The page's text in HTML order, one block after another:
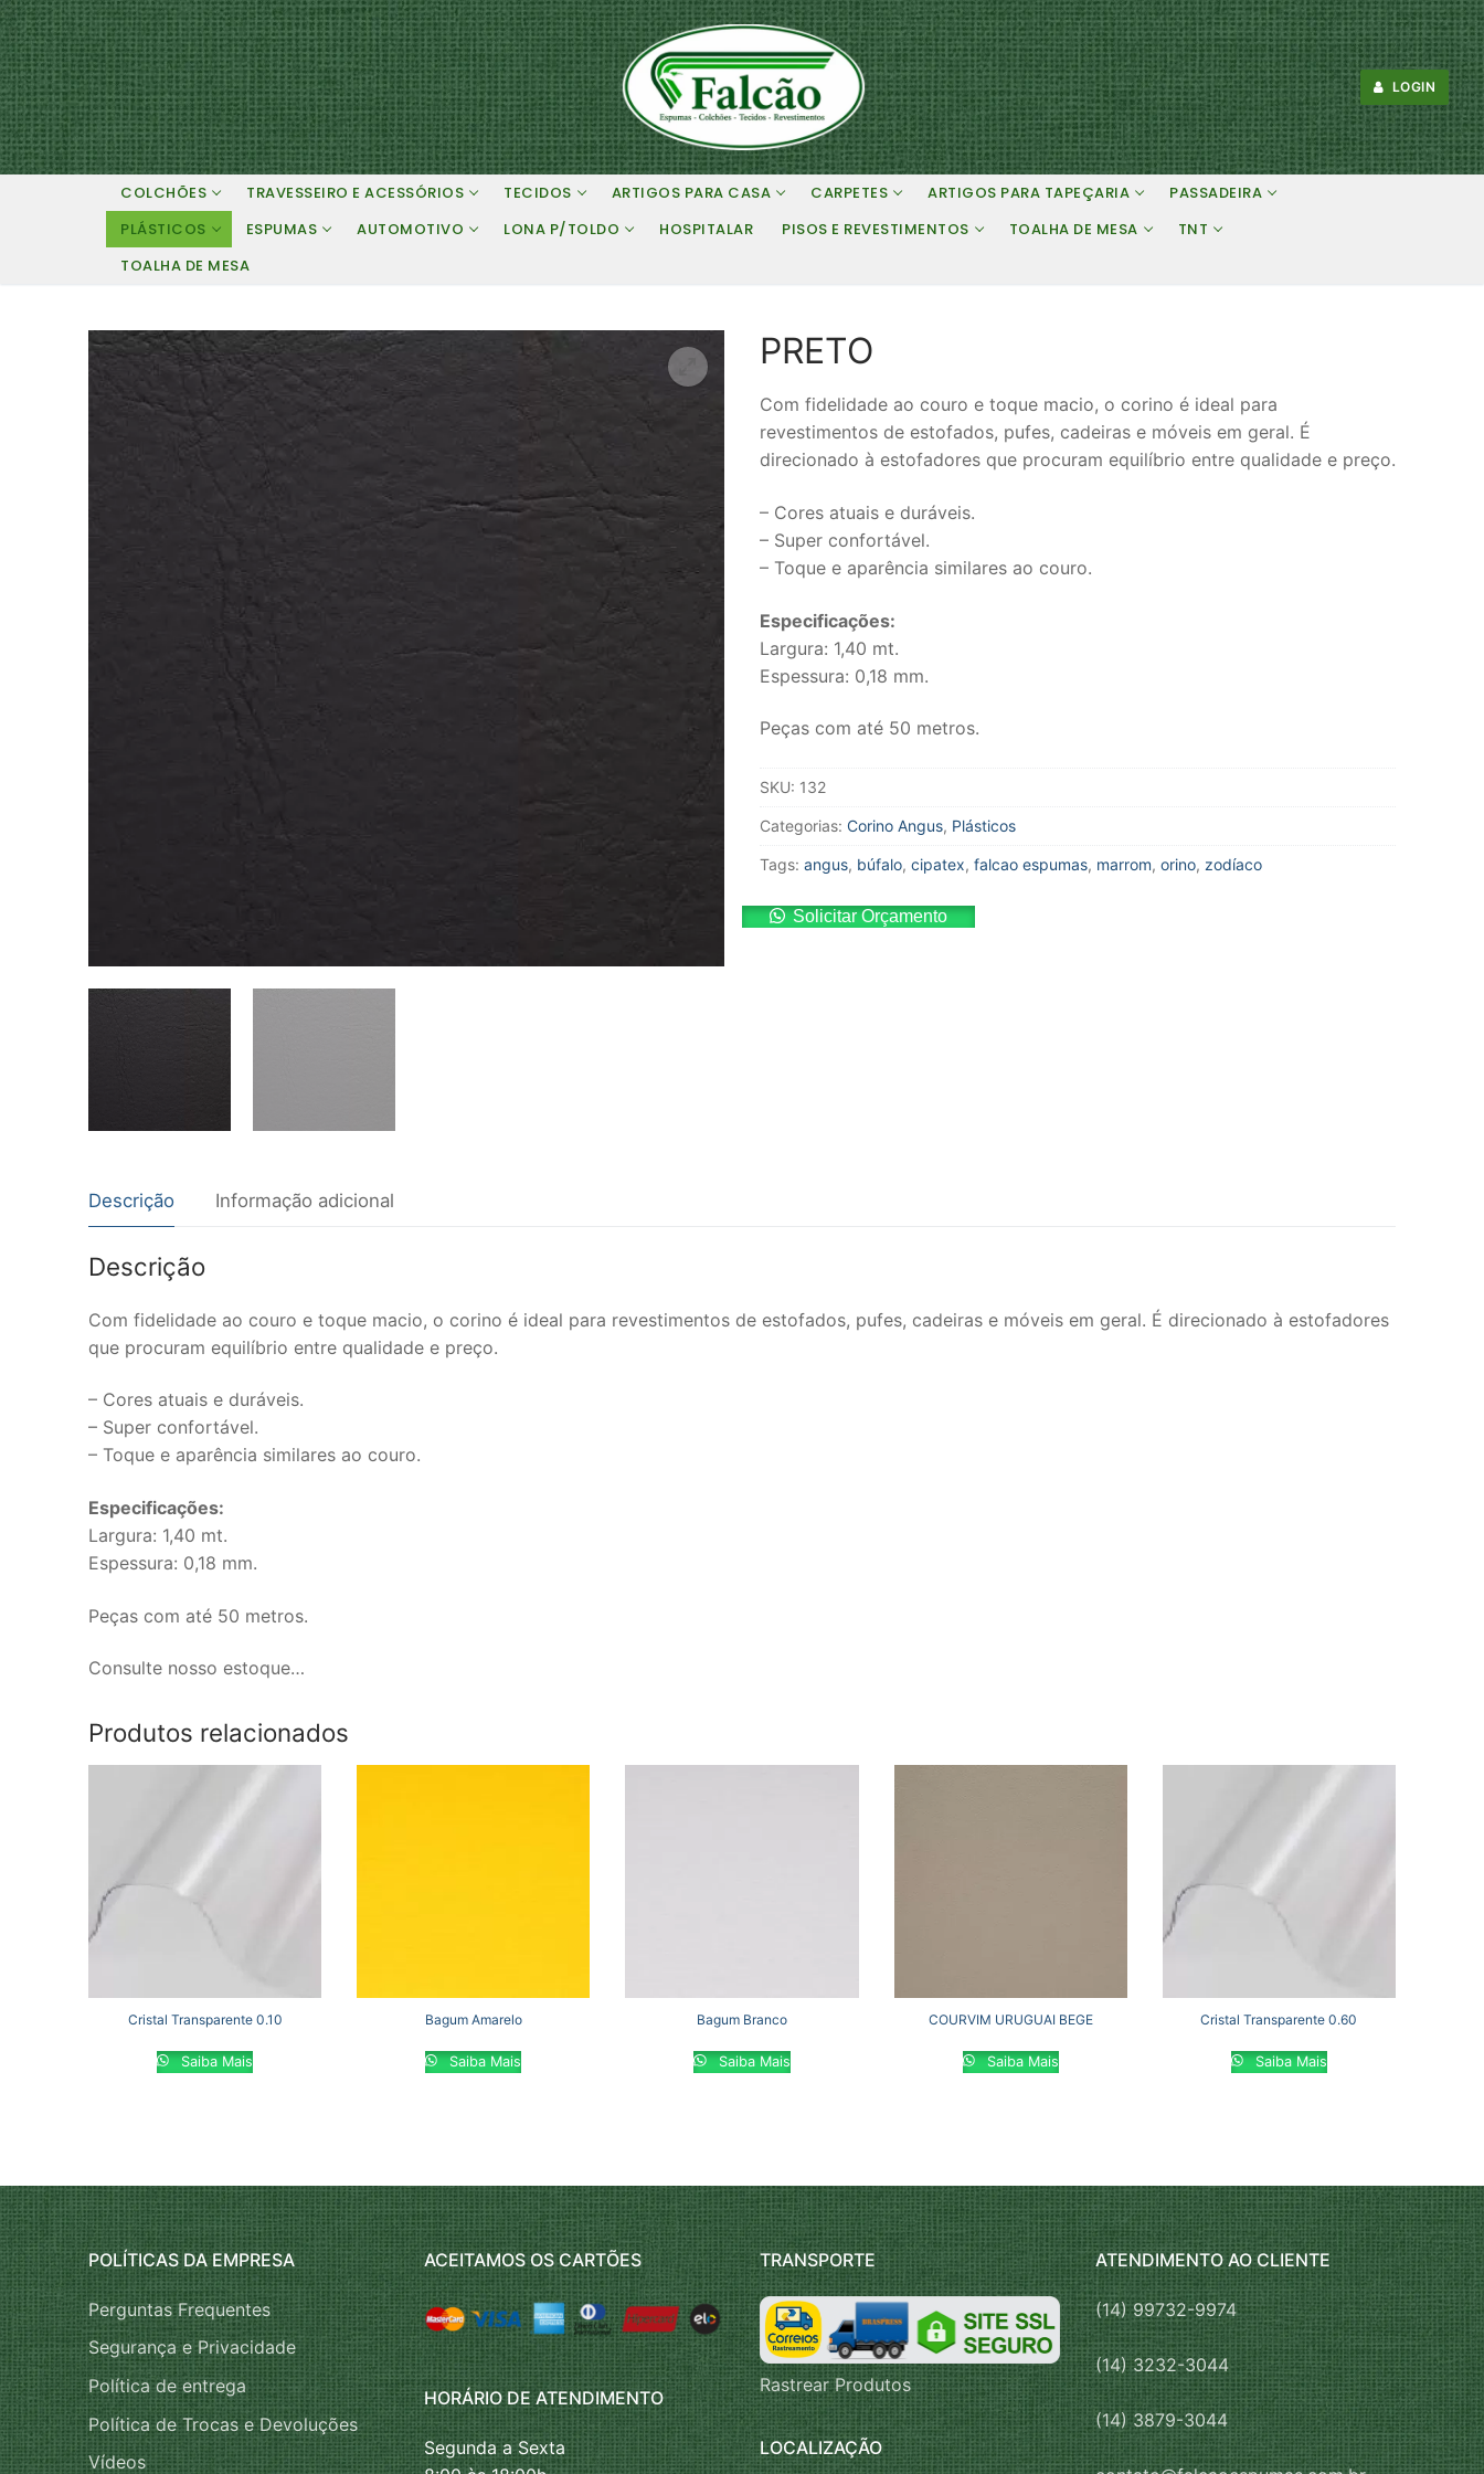
Pular
para
o
conteúdo
LOGIN
COLCHÕES TRAVESSEIRO E ACESSÓRIOS TECIDOS ARTIGOS PARA CASA CARPETES ARTIGOS PARA TAPEÇARIA
PASSADEIRA
PLÁSTICOS
ESPUMAS AUTOMOTIVO LONA P/TOLDO HOSPITALAR PISOS E REVESTIMENTOS TOALHA DE MESA
TNT
TOALHA DE MESA
PRETO
Com fidelidade ao couro e toque macio, o corino é ideal para
revestimentos de estofados, pufes, cadeiras e móveis em geral. É
direcionado à estofadores que procuram equilíbrio entre qualidade e preço.
– Cores atuais e duráveis.
– Super confortável.
– Toque e aparência similares ao couro.
Especificações:
Largura: 1,40 mt.
Espessura: 0,18 mm.
Peças com até 50 metros.
SKU: 132
Categorias: Corino Angus, Plásticos
Tags: angus, búfalo, cipatex, falcao espumas, marrom, orino, zodíaco
Solicitar Orçamento
Descrição Informação adicional
Descrição
Com fidelidade ao couro e toque macio, o corino é ideal para revestimentos de estofados, pufes, cadeiras e móveis em geral. É direcionado à estofadores
que procuram equilíbrio entre qualidade e preço.
– Cores atuais e duráveis.
– Super confortável.
– Toque e aparência similares ao couro.
Especificações:
Largura: 1,40 mt.
Espessura: 0,18 mm.
Peças com até 50 metros.
Consulte nosso estoque…
Produtos relacionados
Cristal Transparente 0.10
Saiba Mais
Bagum Amarelo
Saiba Mais
Bagum Branco
Saiba Mais
COURVIM URUGUAI BEGE
Saiba Mais
Cristal Transparente 0.60
Saiba Mais
POLÍTICAS DA EMPRESA
Perguntas Frequentes
Segurança e Privacidade
Política de entrega
Política de Trocas e Devoluções
Vídeos
ACEITAMOS OS CARTÕES
HORÁRIO DE ATENDIMENTO
Segunda a Sexta
TRANSPORTE
Rastrear Produtos
LOCALIZAÇÃO
ATENDIMENTO AO CLIENTE
(14) 99732-9974
(14) 3232-3044
(14) 3879-3044